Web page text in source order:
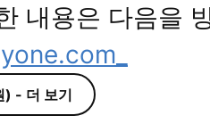
내용은 다음을
) - 더 보기